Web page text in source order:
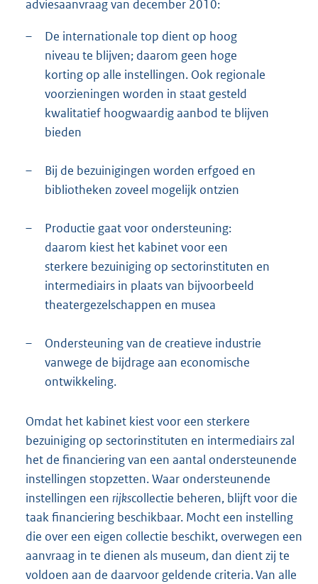
adviesaanvraag van december 2010:
–
De internationale top dient op hoog
niveau te blijven; daarom geen hoge
korting op alle instellingen. Ook regionale
voorzieningen worden in staat gesteld
kwalitatief hoogwaardig aanbod te blijven
bieden
–
Bij de bezuinigingen worden erfgoed en
bibliotheken zoveel mogelijk ontzien
–
Productie gaat voor ondersteuning:
daarom kiest het kabinet voor een
sterkere bezuiniging op sectorinstituten en
intermediairs in plaats van bijvoorbeeld
theatergezelschappen en musea
–
Ondersteuning van de creatieve industrie
vanwege de bijdrage aan economische
ontwikkeling.
Omdat het kabinet kiest voor een sterkere
bezuiniging op sectorinstituten en intermediairs zal
het de financiering van een aantal ondersteunende
instellingen stopzetten. Waar ondersteunende
instellingen een rijkscollectie beheren, blijft voor die
taak financiering beschikbaar. Mocht een instelling
die over een eigen collectie beschikt, overwegen een
aanvraag in te dienen als museum, dan dient zij te
voldoen aan de daarvoor geldende criteria. Van alle